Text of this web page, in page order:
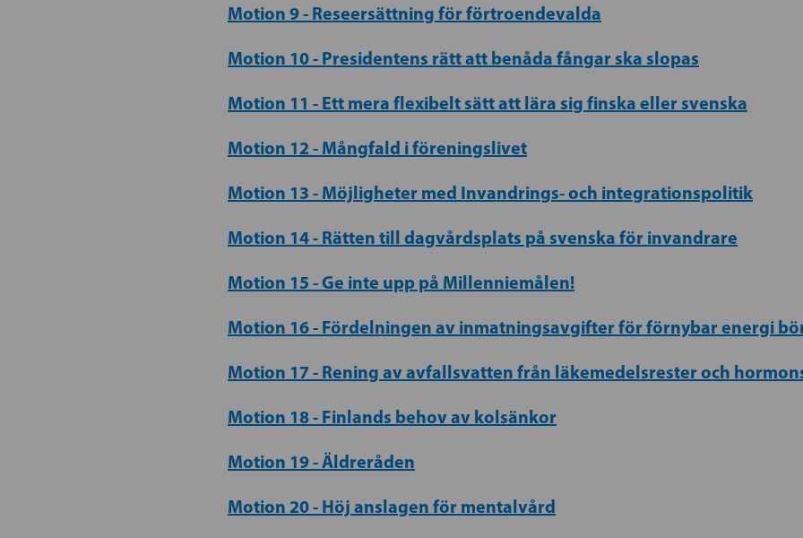
Motion 9 - Reseersättning för förtroendevalda
Motion 10 - Presidentens rätt att benåda fångar ska slopas
Motion 11 - Ett mera flexibelt sätt att lära sig finska eller svenska
Motion 12 - Mångfald i föreningslivet
Motion 13 - Möjligheter med Invandrings- och integrationspolitik
Motion 14 - Rätten till dagvårdsplats på svenska för invandrare
Motion 15 - Ge inte upp på Millenniemålen!
Motion 16 - Fördelningen av inmatningsavgifter för förnybar energi
Motion 17 - Rening av avfallsvatten från läkemedelsrester och
Motion 18 - Finlands behov av kolsänkor
Motion 19 - Äldreråden
Motion 20 - Höj anslagen för mentalvård